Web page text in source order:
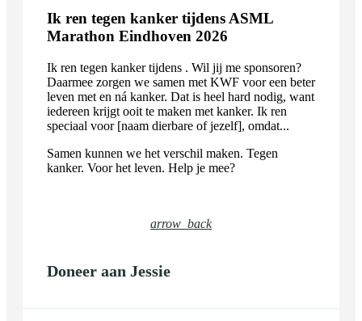
Ik ren tegen kanker tijdens ASML
Marathon Eindhoven 2026
Ik ren tegen kanker tijdens . Wil jij me sponsoren?
Daarmee zorgen we samen met KWF voor een beter
leven met en ná kanker. Dat is heel hard nodig, want
iedereen krijgt ooit te maken met kanker. Ik ren
speciaal voor [naam dierbare of jezelf], omdat...
Samen kunnen we het verschil maken. Tegen
kanker. Voor het leven. Help je mee?
arrow_back
Doneer aan Jessie